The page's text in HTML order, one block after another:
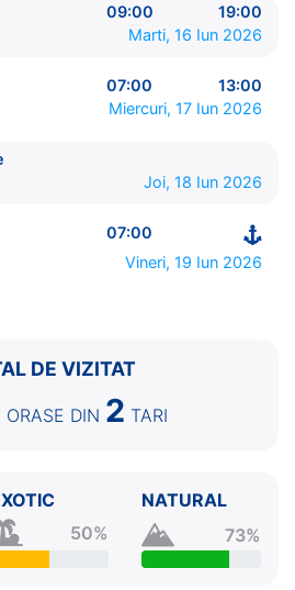
- 19:00
0:00 - 0:00
07:00 - ⚓
09:00
19:00
Marti, 16 Iun 2026
07:00
13:00
Miercuri, 17 Iun 2026
Joi, 18 Iun 2026
07:00
Vineri, 19 Iun 2026
DE VIZITAT
ORASE DIN 2 TARI
50%
NATURAL
73%